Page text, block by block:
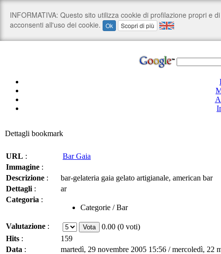
Dettagli bookmark
URL :
Bar Gaia
Immagine :
Descrizione :
bar-gelateria gaia gelato artigianale, american bar
Dettagli :
ar
Categoria :
Categorie / Bar
Valutazione :
0.00 (0 voti)
Hits :
159
Data :
martedì, 29 novembre 2005 15:56 / mercoledì, 22